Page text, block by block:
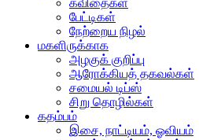
கவிதைகள்
பேட்டிகள்
நேற்றைய நிழல்
மகளிருக்காக
அழகுக் குறிப்பு
ஆரோக்கியத் தகவல்கள்
சமையல் டிப்ஸ்
சிறு தொழில்கள்
கதம்பம்
இசை, நாட்டியம், ஓவியம்